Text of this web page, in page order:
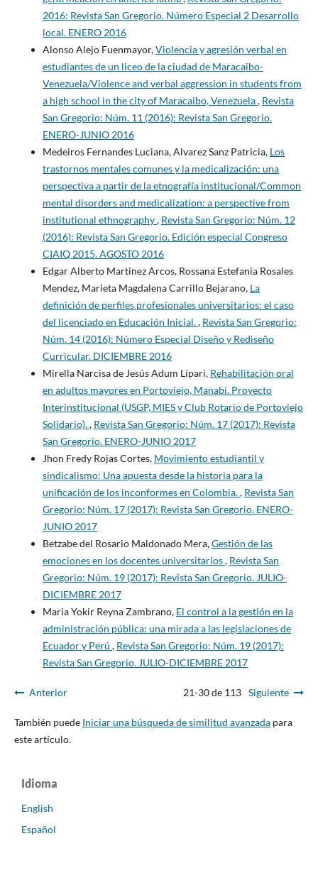
2016: Revista San Gregorio. Número Especial 2 Desarrollo
local. ENERO 2016
Alonso Alejo Fuenmayor,Violencia y agresión verbal en
estudiantes de un liceo de la ciudad de Maracaibo-
Venezuela/Violence and verbal aggression in students from
a high school in the city of Maracaibo, Venezuela, Revista
San Gregorio: Núm. 11 (2016): Revista San Gregorio.
ENERO-JUNIO 2016
Medeiros Fernandes Luciana, Alvarez Sanz Patricia, Los
trastornos mentales comunes y la medicalización: una
perspectiva a partir de la etnografía institucional/Common
mental disorders and medicalization: a perspective from
institutional ethnography, Revista San Gregorio: Núm. 12
(2016): Revista San Gregorio. Edición especial Congreso
CIAIQ 2015. AGOSTO 2016
Edgar Alberto Martinez Arcos, Rossana Estefania Rosales
Mendez, Marieta Magdalena Carrillo Bejarano, La
definición de perfiles profesionales universitarios: el caso
del licenciado en Educación Inicial., Revista San Gregorio:
Núm. 14 (2016): Número Especial Diseño y Rediseño
Curricular. DICIEMBRE 2016
Mirella Narcisa de Jesús Adum Lípari, Rehabilitación oral
en adultos mayores en Portoviejo, Manabí. Proyecto
Interinstitucional (USGP, MIES y Club Rotario de Portoviejo
Solidario)., Revista San Gregorio: Núm. 17 (2017): Revista
San Gregorio. ENERO-JUNIO 2017
Jhon Fredy Rojas Cortes, Movimiento estudiantil y
sindicalismo: Una apuesta desde la historia para la
unificación de los inconformes en Colombia., Revista San
Gregorio: Núm. 17 (2017): Revista San Gregorio. ENERO-
JUNIO 2017
Betzabe del Rosario Maldonado Mera,Gestión de las
emociones en los docentes universitarios, Revista San
Gregorio: Núm. 19 (2017): Revista San Gregorio. JULIO-
DICIEMBRE 2017
Maria Yokir Reyna Zambrano, El control a la gestión en la
administración pública: una mirada a las legislaciones de
Ecuador y Perú , Revista San Gregorio: Núm. 19 (2017):
Revista San Gregorio. JULIO-DICIEMBRE 2017
Anterior 21-30 de 113 Siguiente
También puede Iniciar una búsqueda de similitud avanzadapara
este artículo.
Idioma
English
Español